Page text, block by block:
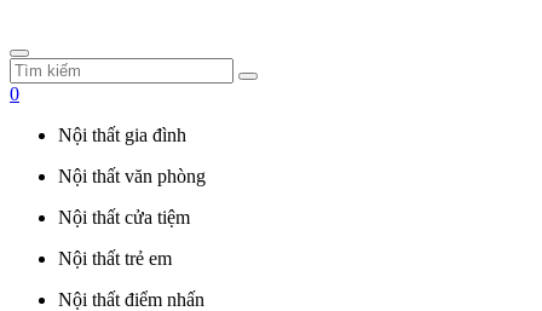
0
Nội thất gia đình
Nội thất văn phòng
Nội thất cửa tiệm
Nội thất trẻ em
Nội thất điểm nhấn